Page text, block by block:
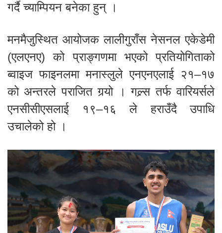
गर्दै च्याम्पियन बनेका हुन् ।
मनमैजुस्थित आयोजक लालीगुराँस नेसनल एकेडेमी
(एलएनए) को प्राङ्गणमा भएको प्रतियोगिताको
ब्वाइज फाइनलमा मनास्लुले एनएनएलाई २१–१७
को अन्तरले पराजित गर्‍यो । गल्र्स तर्फ वारियर्सले
एनसीसीएसलाई १९–१६ ले हराउँदै उपाधि
उचालेको हो ।